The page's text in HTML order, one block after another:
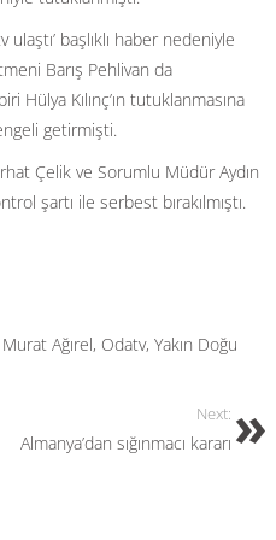
başlıklı haber nedeniyle
Barış Pehlivan da
Kılınç’ın tutuklanmasına
getirmişti.
Çelik ve Sorumlu Müdür Aydın
şartı ile serbest bırakılmıştı.
Murat Ağırel, Odatv, Yakın Doğu
Next:
Almanya’dan sığınmacı kararı